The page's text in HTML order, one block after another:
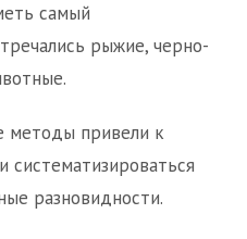
самый
рыжие, черно-
методы привели к
систематизироваться
разновидности.